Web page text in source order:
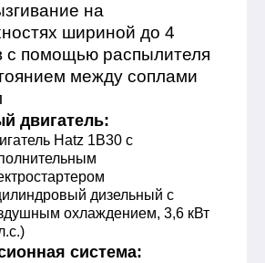
на
шириной до 4
с помощью распылителя
между соплами
двигатель:
Hatz 1B30 с
дизельный с
охлаждением, 3,6 кВт
система: